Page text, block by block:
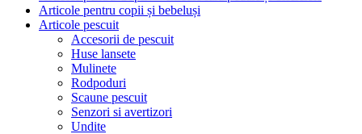
Articole pentru copii și bebeluși
Articole pescuit
Accesorii de pescuit
Huse lansete
Mulinete
Rodpoduri
Scaune pescuit
Senzori si avertizori
Undite